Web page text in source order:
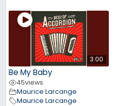
3:00
Be My Baby
45views
Maurice Larcange
Maurice Larcange